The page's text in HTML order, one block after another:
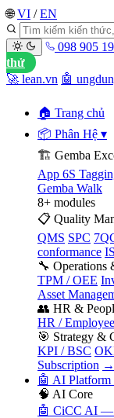
🌐 VI / EN
098 905
thử
🚀 lean.vn 🤖
🏠 Trang chủ
📦 Phân Hệ ▾
🏗️ Gemba
App 6S
Gemba Walk
8+ modules
📋 Quality
QMS SPC
conformance
🔧 Operations
TPM / OEE
Asset
👥 HR &
HR / Employee
🎯 Strategy &
KPI / BSC
Subscription →
🤖 AI Platform
🧠 AI Core
🤖 CiCC AI —